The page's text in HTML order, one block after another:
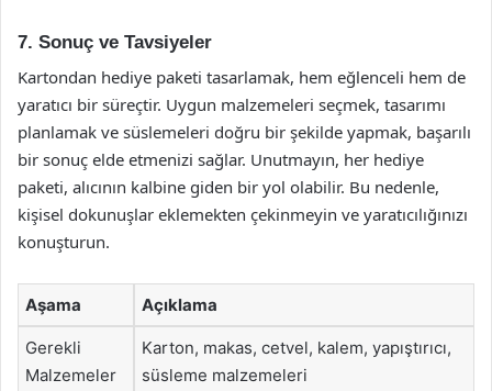
7. Sonuç ve Tavsiyeler
Kartondan hediye paketi tasarlamak, hem eğlenceli hem de
yaratıcı bir süreçtir. Uygun malzemeleri seçmek, tasarımı
planlamak ve süslemeleri doğru bir şekilde yapmak, başarılı
bir sonuç elde etmenizi sağlar. Unutmayın, her hediye
paketi, alıcının kalbine giden bir yol olabilir. Bu nedenle,
kişisel dokunuşlar eklemekten çekinmeyin ve yaratıcılığınızı
konuşturun.
Aşama Açıklama
Gerekli
Malzemeler
Karton, makas, cetvel, kalem, yapıştırıcı,
süsleme malzemeleri